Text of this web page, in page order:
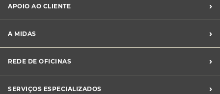
Franchising Midas
APOIO AO CLIENTE ›
Livro de Reclamações
Canal de Denúncias
Perguntas Frequentes
A MIDAS ›
Sustentabilidade
Notícias Midas
REDE DE OFICINAS ›
SERVIÇOS ESPECIALIZADOS
›